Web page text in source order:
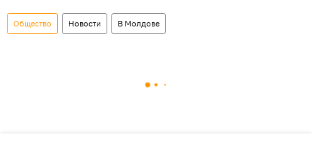
Общество Новости В Молдове